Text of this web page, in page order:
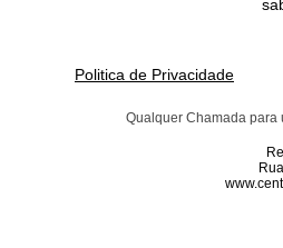
Politica de Privacidade
Qualquer Chamada para